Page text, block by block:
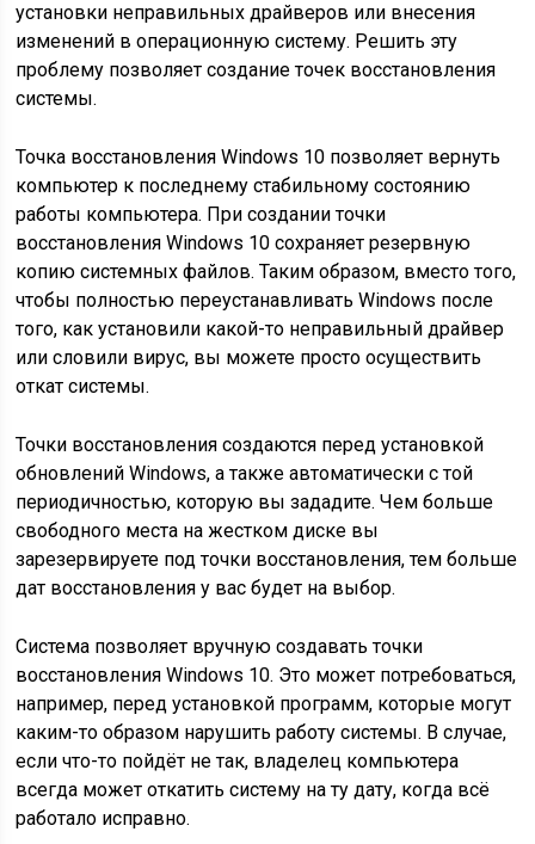
установки неправильных драйверов или внесения
изменений в операционную систему. Решить эту
проблему позволяет создание точек восстановления
системы.
Точка восстановления Windows 10 позволяет вернуть
компьютер к последнему стабильному состоянию
работы компьютера. При создании точки
восстановления Windows 10 сохраняет резервную
копию системных файлов. Таким образом, вместо того,
чтобы полностью переустанавливать Windows после
того, как установили какой-то неправильный драйвер
или словили вирус, вы можете просто осуществить
откат системы.
Точки восстановления создаются перед установкой
обновлений Windows, а также автоматически с той
периодичностью, которую вы зададите. Чем больше
свободного места на жестком диске вы
зарезервируете под точки восстановления, тем больше
дат восстановления у вас будет на выбор.
Система позволяет вручную создавать точки
восстановления Windows 10. Это может потребоваться,
например, перед установкой программ, которые могут
каким-то образом нарушить работу системы. В случае,
если что-то пойдёт не так, владелец компьютера
всегда может откатить систему на ту дату, когда всё
работало исправно.